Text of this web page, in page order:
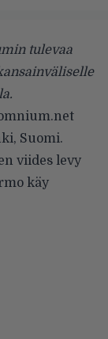
tulevaa
Suomi.
viides levy
käy